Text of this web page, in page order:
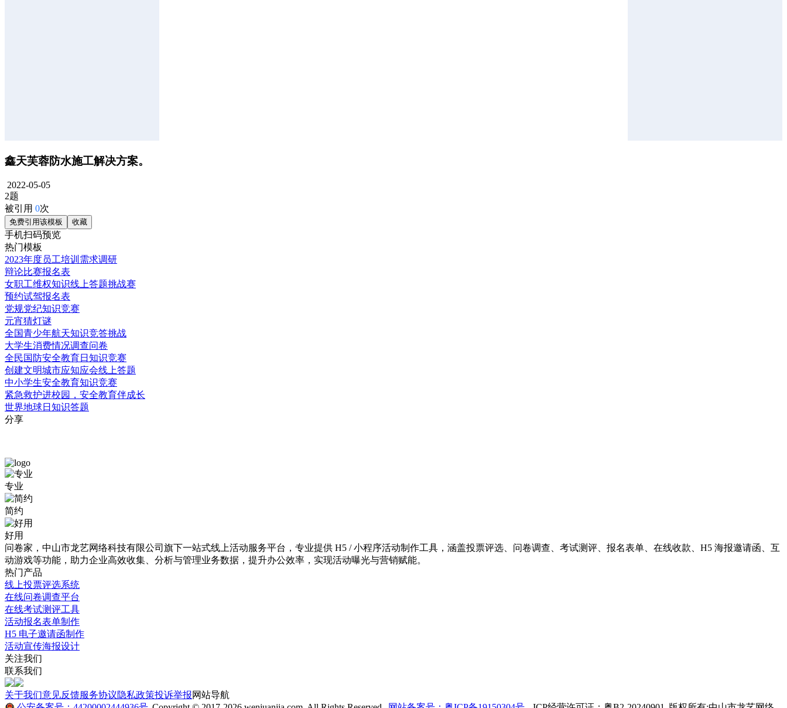
鑫天芙蓉防水施工解决方案。
2022-05-05
2题
被引用 0次
免费引用该模板 收藏
手机扫码预览
热门模板
2023年度员工培训需求调研
辩论比赛报名表
女职工维权知识线上答题挑战赛
预约试驾报名表
党规党纪知识竞赛
元宵猜灯谜
全国青少年航天知识竞答挑战
大学生消费情况调查问卷
全民国防安全教育日知识竞赛
创建文明城市应知应会线上答题
中小学生安全教育知识竞赛
紧急救护进校园，安全教育伴成长
世界地球日知识答题
分享
免
费
模
板
详
情
介
绍
本
站
提
供
海
量
鑫
天
芙
蓉
防
水
施
工
解
决
方
案。
-
专业
简约
好用
问卷家，中山市龙艺网络科技有限公司旗下一站式线上活动服务平台，专业提供 H5 / 小程序活动制作工具，涵盖投票评选、问卷调查、考试测评、报名表单、在线收款、H5 海报邀请函、互
动游戏等功能，助力企业高效收集、分析与管理业务数据，提升办公效率，实现活动曝光与营销赋能。
热门产品
线上投票评选系统
在线问卷调查平台
在线考试测评工具
活动报名表单制作
H5 电子邀请函制作
活动宣传海报设计
关注我们
联系我们
关于我们意见反馈服务协议隐私政策投诉举报网站导航